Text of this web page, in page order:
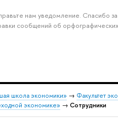
нам уведомление. Спасибо за
сообщений об
школа экономики» → Факультет
экономике» → Сотрудники